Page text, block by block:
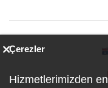
Çerezler
Hizmetlerimizden